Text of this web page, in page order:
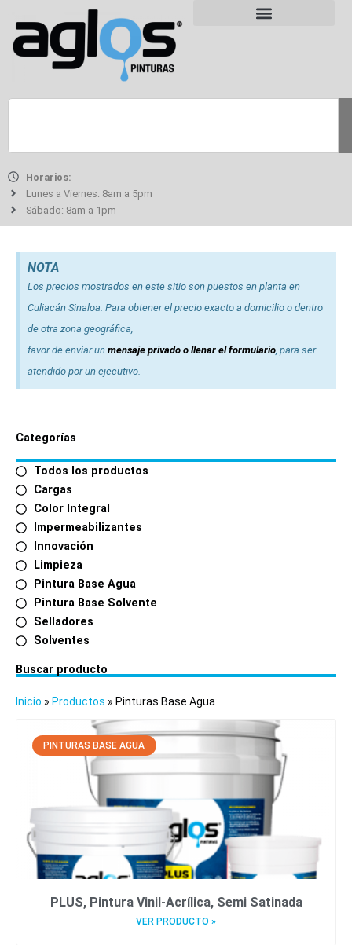
Horarios:
Lunes a Viernes: 8am a 5pm
Sábado: 8am a 1pm
NOTA
Los precios mostrados en este sitio son puestos en planta en
Culiacán Sinaloa. Para obtener el precio exacto a domicilio o dentro
de otra zona geográfica,
favor de enviar un mensaje privado o llenar el formulario, para ser
atendido por un ejecutivo.
Categorías
Todos los productos
Cargas
Color Integral
Impermeabilizantes
Innovación
Limpieza
Pintura Base Agua
Pintura Base Solvente
Selladores
Solventes
Buscar producto
Inicio » Productos » Pinturas Base Agua
PINTURAS BASE AGUA
PLUS, Pintura Vinil-Acrílica, Semi Satinada
VER PRODUCTO »